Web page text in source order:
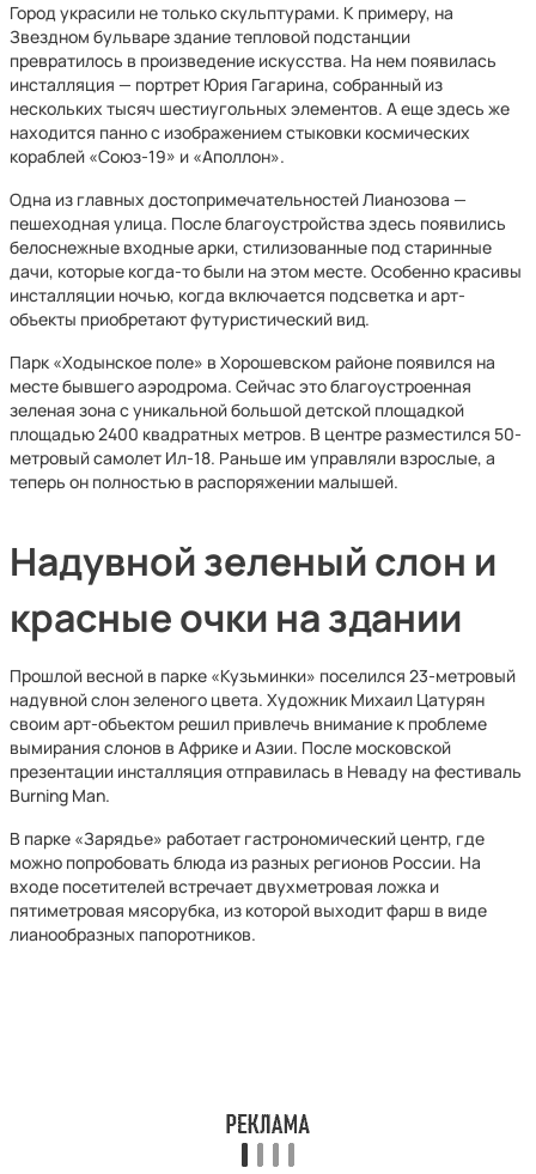
Город украсили не только скульптурами. К примеру, на
Звездном бульваре здание тепловой подстанции
превратилось в произведение искусства. На нем появилась
инсталляция — портрет Юрия Гагарина, собранный из
нескольких тысяч шестиугольных элементов. А еще здесь же
находится панно с изображением стыковки космических
кораблей «Союз-19» и «Аполлон».
Одна из главных достопримечательностей Лианозова —
пешеходная улица. После благоустройства здесь появились
белоснежные входные арки, стилизованные под старинные
дачи, которые когда-то были на этом месте. Особенно красивы
инсталляции ночью, когда включается подсветка и арт-
объекты приобретают футуристический вид.
Парк «Ходынское поле» в Хорошевском районе появился на
месте бывшего аэродрома. Сейчас это благоустроенная
зеленая зона с уникальной большой детской площадкой
площадью 2400 квадратных метров. В центре разместился 50-
метровый самолет Ил-18. Раньше им управляли взрослые, а
теперь он полностью в распоряжении малышей.
Надувной зеленый слон и
красные очки на здании
Прошлой весной в парке «Кузьминки» поселился 23-метровый
надувной слон зеленого цвета. Художник Михаил Цатурян
своим арт-объектом решил привлечь внимание к проблеме
вымирания слонов в Африке и Азии. После московской
презентации инсталляция отправилась в Неваду на фестиваль
Burning Man.
В парке «Зарядье» работает гастрономический центр, где
можно попробовать блюда из разных регионов России. На
входе посетителей встречает двухметровая ложка и
пятиметровая мясорубка, из которой выходит фарш в виде
лианообразных папоротников.